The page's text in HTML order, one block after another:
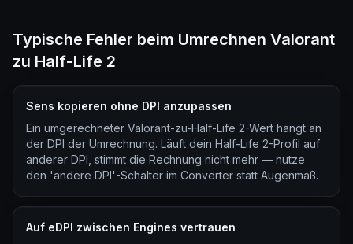
Typische Fehler beim Umrechnen Valorant
zu Half-Life 2
Sens kopieren ohne DPI anzupassen
Ein umgerechneter Valorant-zu-Half-Life 2-Wert hängt an
der DPI der Umrechnung. Läuft dein Half-Life 2-Profil auf
anderer DPI, stimmt die Rechnung nicht mehr — nutze
den 'andere DPI'-Schalter im Converter statt Augenmaß.
Auf eDPI zwischen Engines vertrauen